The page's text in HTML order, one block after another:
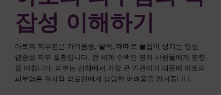
잡성 이해하기
아토피 피부염은 가려움증, 발적, 때때로 물집이 생기는 만성
염증성 피부 질환입니다. 전 세계 수백만 명의 사람들에게 영향
을 미칩니다. 피부는 신체에서 가장 큰 기관이기 때문에 아토피
피부염은 환자와 의료진에게 상당한 어려움을 안겨줍니다.